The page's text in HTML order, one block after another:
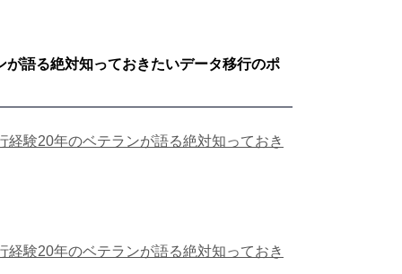
語る絶対知っておきたいデータ移行のポ